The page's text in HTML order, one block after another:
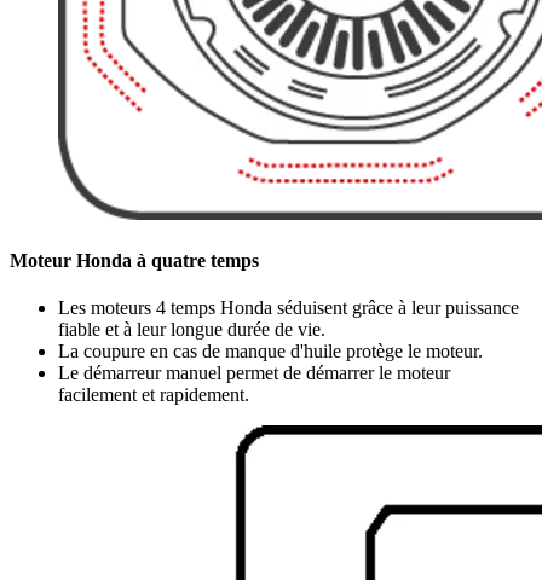
Moteur Honda à quatre temps
Les moteurs 4 temps Honda séduisent grâce à leur puissance
fiable et à leur longue durée de vie.
La coupure en cas de manque d'huile protège le moteur.
Le démarreur manuel permet de démarrer le moteur
facilement et rapidement.